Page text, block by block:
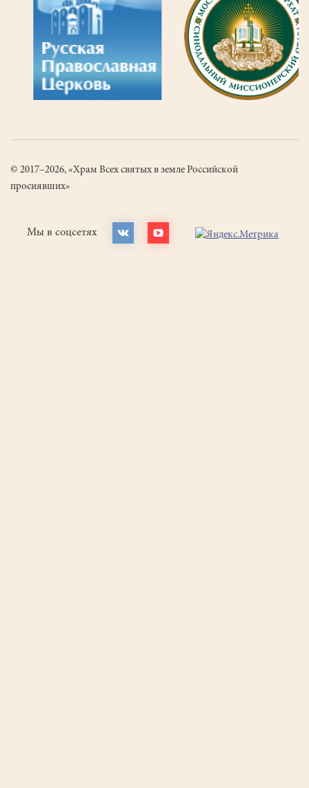
© 2017–2026, «Храм Всех святых в земле Российской
просиявших»
Мы в соцсетях